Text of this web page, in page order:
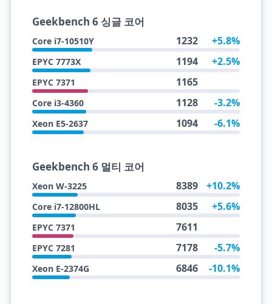
Geekbench 6 싱글 코어
Core i7-10510Y 1232 +5.8%
EPYC 7773X 1194 +2.5%
EPYC 7371 1165
Core i3-4360 1128 -3.2%
Xeon E5-2637 1094 -6.1%
Geekbench 6 멀티 코어
Xeon W-3225 8389 +10.2%
Core i7-12800HL 8035 +5.6%
EPYC 7371 7611
EPYC 7281 7178 -5.7%
Xeon E-2374G 6846 -10.1%